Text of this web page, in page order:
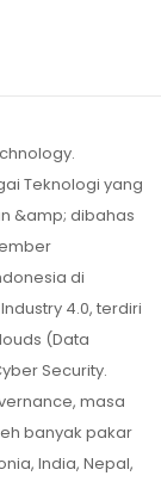
Teknologi yang
&amp; dibahas
di
4.0, terdiri
(Data
Security.
masa
banyak pakar
India, Nepal,